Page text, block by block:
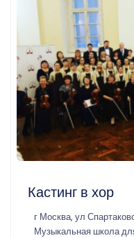
Кастинг в хор
г Москва, ул
Музыкальная школа